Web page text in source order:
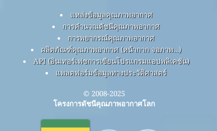
แหล่งข้อมูลคุณภาพอากาศ
การคำนวณดัชนีคุณภาพอากาศ
การพยากรณ์คุณภาพอากาศ
ผลิตภัณฑ์คุณภาพอากาศ (หน้ากาก จอภาพ…)
API (อินเทอร์เฟซการเขียนโปรแกรมแอปพลิเคชัน)
แพลตฟอร์มข้อมูลทางประวัติศาสตร์
© 2008-2025
โครงการดัชนีคุณภาพอากาศโลก